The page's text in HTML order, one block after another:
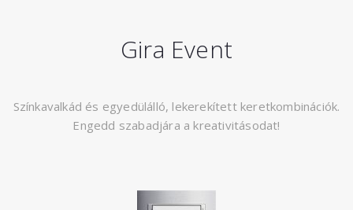
Gira Event
Színkavalkád és egyedülálló, lekerekített keretkombinációk.
Engedd szabadjára a kreativitásodat!